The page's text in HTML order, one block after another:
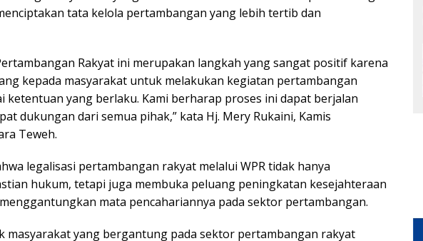
tata kelola pertambangan yang lebih tertib dan
Rakyat ini merupakan langkah yang sangat positif karena
kepada masyarakat untuk melakukan kegiatan pertambangan
ketentuan yang berlaku. Kami berharap proses ini dapat berjalan
dukungan dari semua pihak,” kata Hj. Mery Rukaini, Kamis
Teweh.
legalisasi pertambangan rakyat melalui WPR tidak hanya
hukum, tetapi juga membuka peluang peningkatan kesejahteraan
mata pencahariannya pada sektor pertambangan.
masyarakat yang bergantung pada sektor pertambangan rakyat